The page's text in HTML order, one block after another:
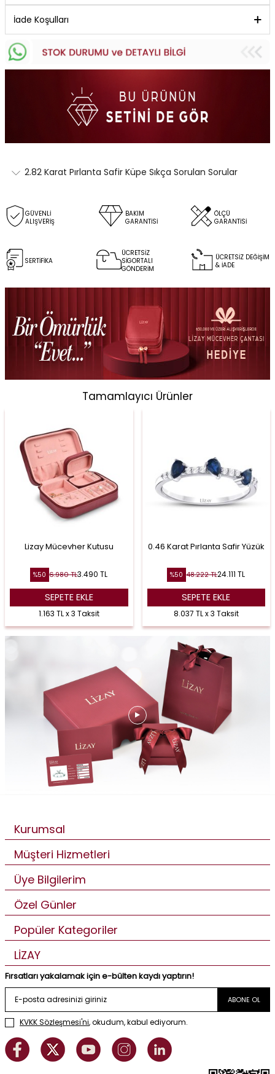
İade Koşulları
2.82 Karat Pırlanta Safir Küpe Sıkça Sorulan Sorular
GÜVENLİ
ALIŞVERİŞ
BAKIM
GARANTİSİ
ÖLÇÜ
GARANTİSİ
SERTİFİKA
ÜCRETSİZ
SİGORTALI
GÖNDERİM
ÜCRETSİZ DEĞİŞİM
& İADE
Tamamlayıcı Ürünler
Lizay Mücevher Kutusu
%50 6.980TL3.490 TL
SEPETE EKLE
1.163 TL x 3 Taksit
0.46 Karat Pırlanta Safir Yüzük
%50 48.222TL24.111 TL
SEPETE EKLE
8.037 TL x 3 Taksit
Kurumsal
Müşteri Hizmetleri
Üye Bilgilerim
Özel Günler
Popüler Kategoriler
LİZAY
Fırsatları yakalamak için e-bülten kaydı yaptırın!
ABONE OL
KVKK Sözleşmesi'ni, okudum, kabul ediyorum.